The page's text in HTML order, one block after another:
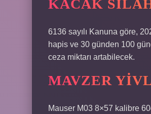
KACAK
6136 sayılı Kanuna göre,
hapis ve 30 günden 100
ceza miktarı artabilecek.
MAVZER
Mauser M03 8×57 kalibre